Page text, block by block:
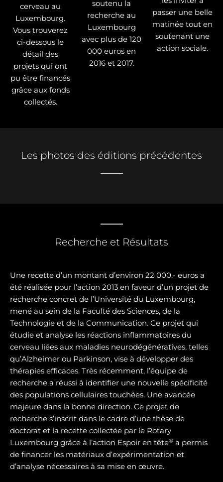
cerveau au
Luxembourg.
Vous trouverez
ci-dessous le
détail des
projets qui ont
pu être financés
grâce aux fonds
collectés.
soutenu la
recherche au
Luxembourg
avec plus de 120
000 euros en
2016 et 2017.
passer une belle
matinée tout en
soutenant une
action sociale.
Les photos des éditions précédentes
Recherche et Résultats
Une recette d’un montant d’environ 22 000,- euros a
été réalisée pour l’action 2013 en faveur d’un projet de
recherche concret de l’Université du Luxembourg,
mené au sein de la Faculté des Sciences, de la
Technologie et de la Communication. Ce projet qui
étudie et analyse les réactions inflammatoires du
cerveau liées aux maladies neurodégénératives, telles
qu’Alzheimer ou Parkinson, vise à développer des
thérapies efficaces. Très récemment, l’équipe de
recherche a réussi à identifier une nouvelle spécificité
des populations cellulaires touchées. Une avancée
majeure dans la bonne direction. Ce projet de
recherche s’inscrit dans le cadre d’une thèse de
doctorat et la recette collectée par le Rotary
Luxembourg grâce à l’action Espoir en tête® a permis
de financer les matériaux d’expérimentation et
d’analyse nécessaires à sa mise en œuvre.